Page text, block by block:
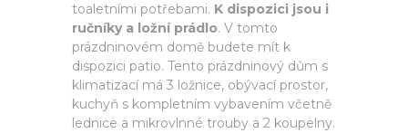
toaletními potřebami. K dispozici jsou i
ručníky a ložní prádlo. V tomto
prázdninovém domě budete mít k
dispozici patio. Tento prázdninový dům s
klimatizací má 3 ložnice, obývací prostor,
kuchyň s kompletním vybavením včetně
lednice a mikrovlnné trouby a 2 koupelny.